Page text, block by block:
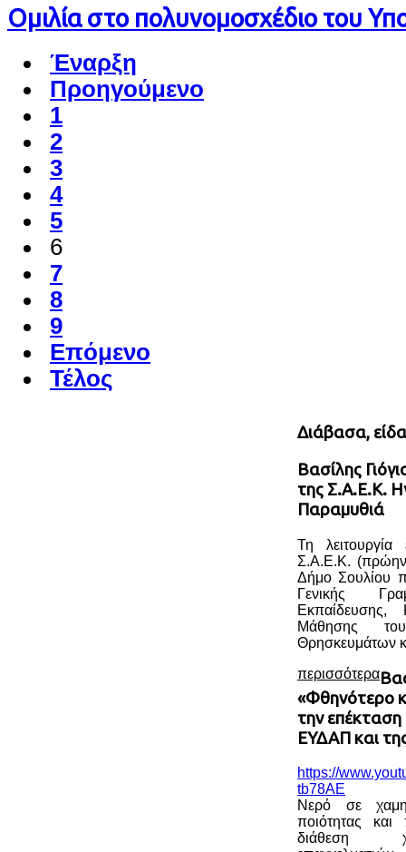
Ομιλία στο πολυνομοσχέδιο του
Έναρξη
Προηγούμενο
1
2
3
4
5
6
7
8
9
Επόμενο
Τέλος
Διάβασα,
Βασίλης
της Σ.Α.Ε.Κ.
Παραμυθιά
Τη
Σ.Α.Ε.Κ. (πρώην
Δήμο Σουλίου
Γενικής
Εκπαίδευσης,
Μάθησης
Θρησκευμάτων
περισσότερα
«Φθηνότερο
την
ΕΥΔΑΠ και
https://
tb78AE
Νερό σε
ποιότητας
διάθεση